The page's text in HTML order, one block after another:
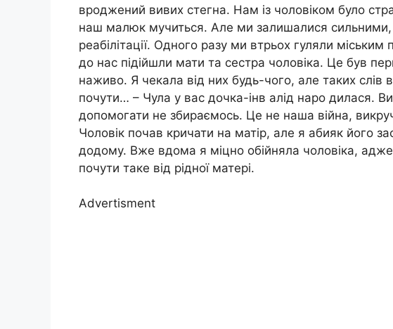
вроджений вивих стегна. Нам із чоловіком було
наш малюк мучиться. Але ми залишалися
реабілітації. Одного разу ми втрьох гуляли
до нас підійшли мати та сестра чоловіка. Це був
наживо. Я чекала від них будь-чого, але таких слів
почути… – Чула у вас дочка-інв алід наро дилася.
допомогати не збираємось. Це не наша війна,
Чоловік почав кричати на матір, але я абияк його
додому. Вже вдома я міцно обійняла чоловіка,
почути таке від рідної матері.
Advertisment